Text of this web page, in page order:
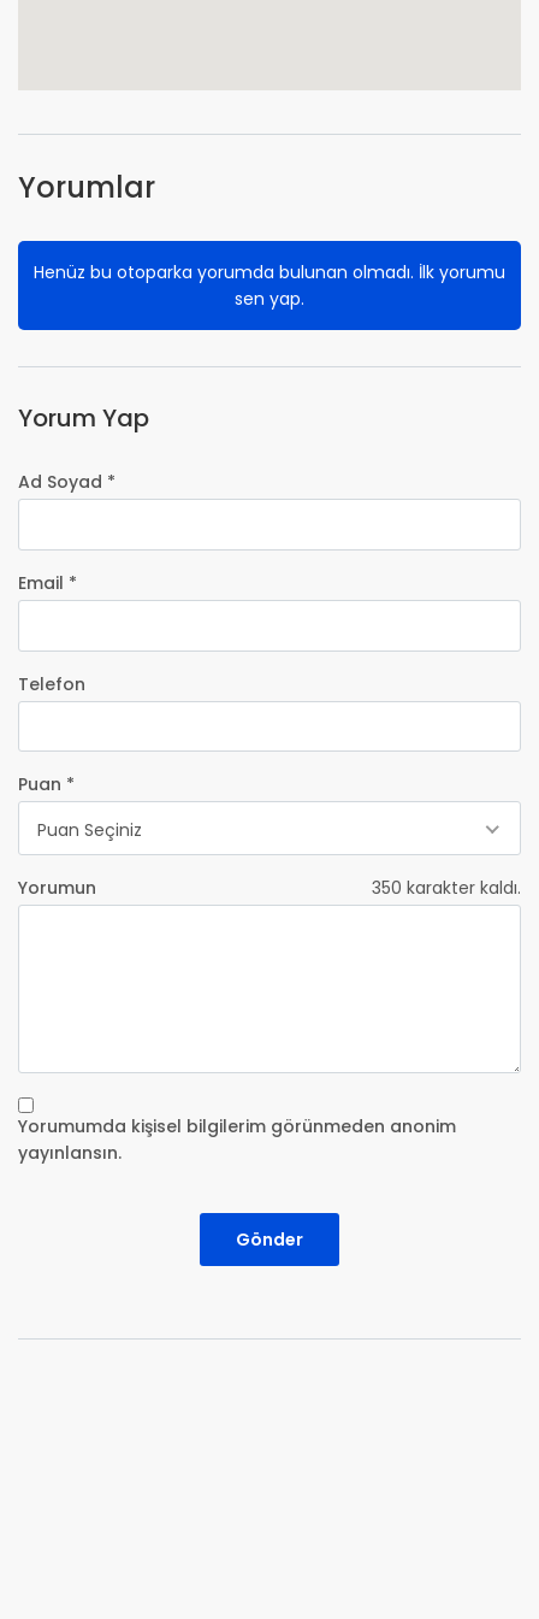
Yorumlar
Henüz bu otoparka yorumda bulunan olmadı. İlk yorumu
sen yap.
Yorum Yap
Ad Soyad *
Email *
Telefon
Puan *
Puan Seçiniz
Yorumun 350 karakter kaldı.
Yorumumda kişisel bilgilerim görünmeden anonim
yayınlansın.
Gönder